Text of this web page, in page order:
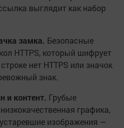
выглядит как набор
замка. Безопасные
HTTPS, который шифрует
нет HTTPS или значок
знак.
и контент. Грубые
графика,
изображения —